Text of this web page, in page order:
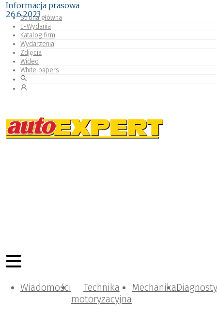
Strona główna
E-Wydania
Katalog firm
Wydarzenia
Zdjęcia
Wideo
White papers
Wiadomości
Technika
motoryzacyjna
Mechanika
Informacja prasowa
26.6.2023